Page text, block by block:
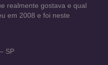
realmente gostava e qual
em 2008 e foi neste
SP